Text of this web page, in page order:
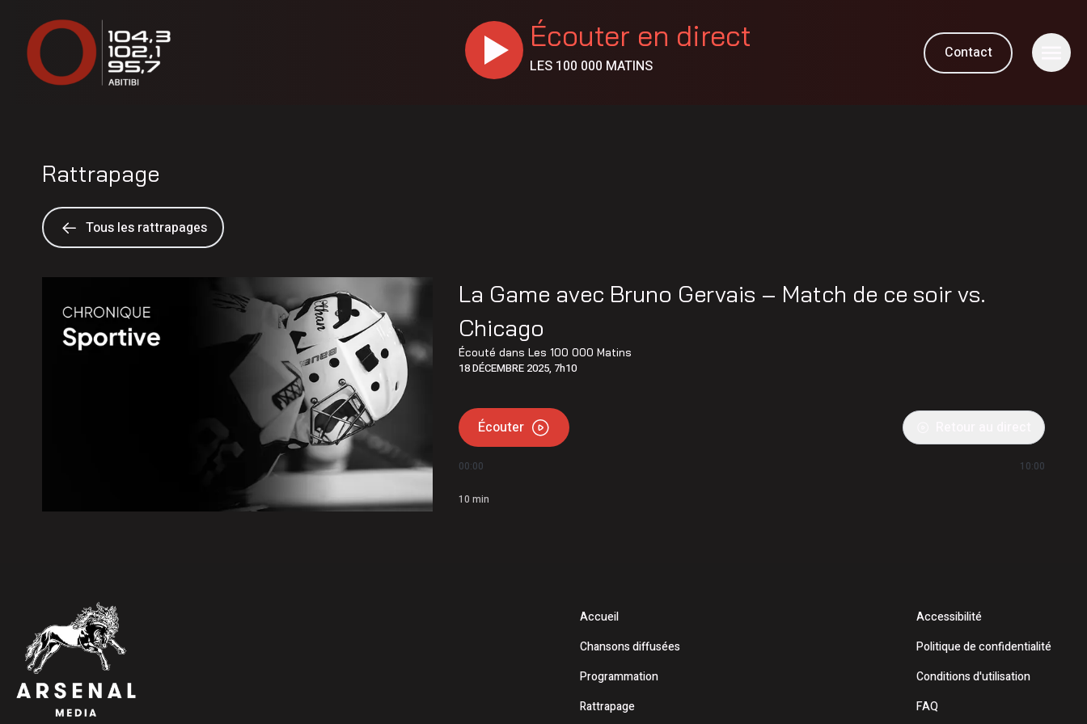
Écouter en direct
LES 100 000 MATINS
Contact
Rattrapage
Tous les rattrapages
La Game avec Bruno Gervais – Match de ce soir vs.
Chicago
Écouté dansLes 100 000 Matins
18 DÉCEMBRE 2025, 7h10
Écouter
00:00 10:00
10 min
Accueil
Chansons diffusées
Programmation
Rattrapage
Accessibilité
Politique de confidentialité
Conditions d'utilisation
FAQ